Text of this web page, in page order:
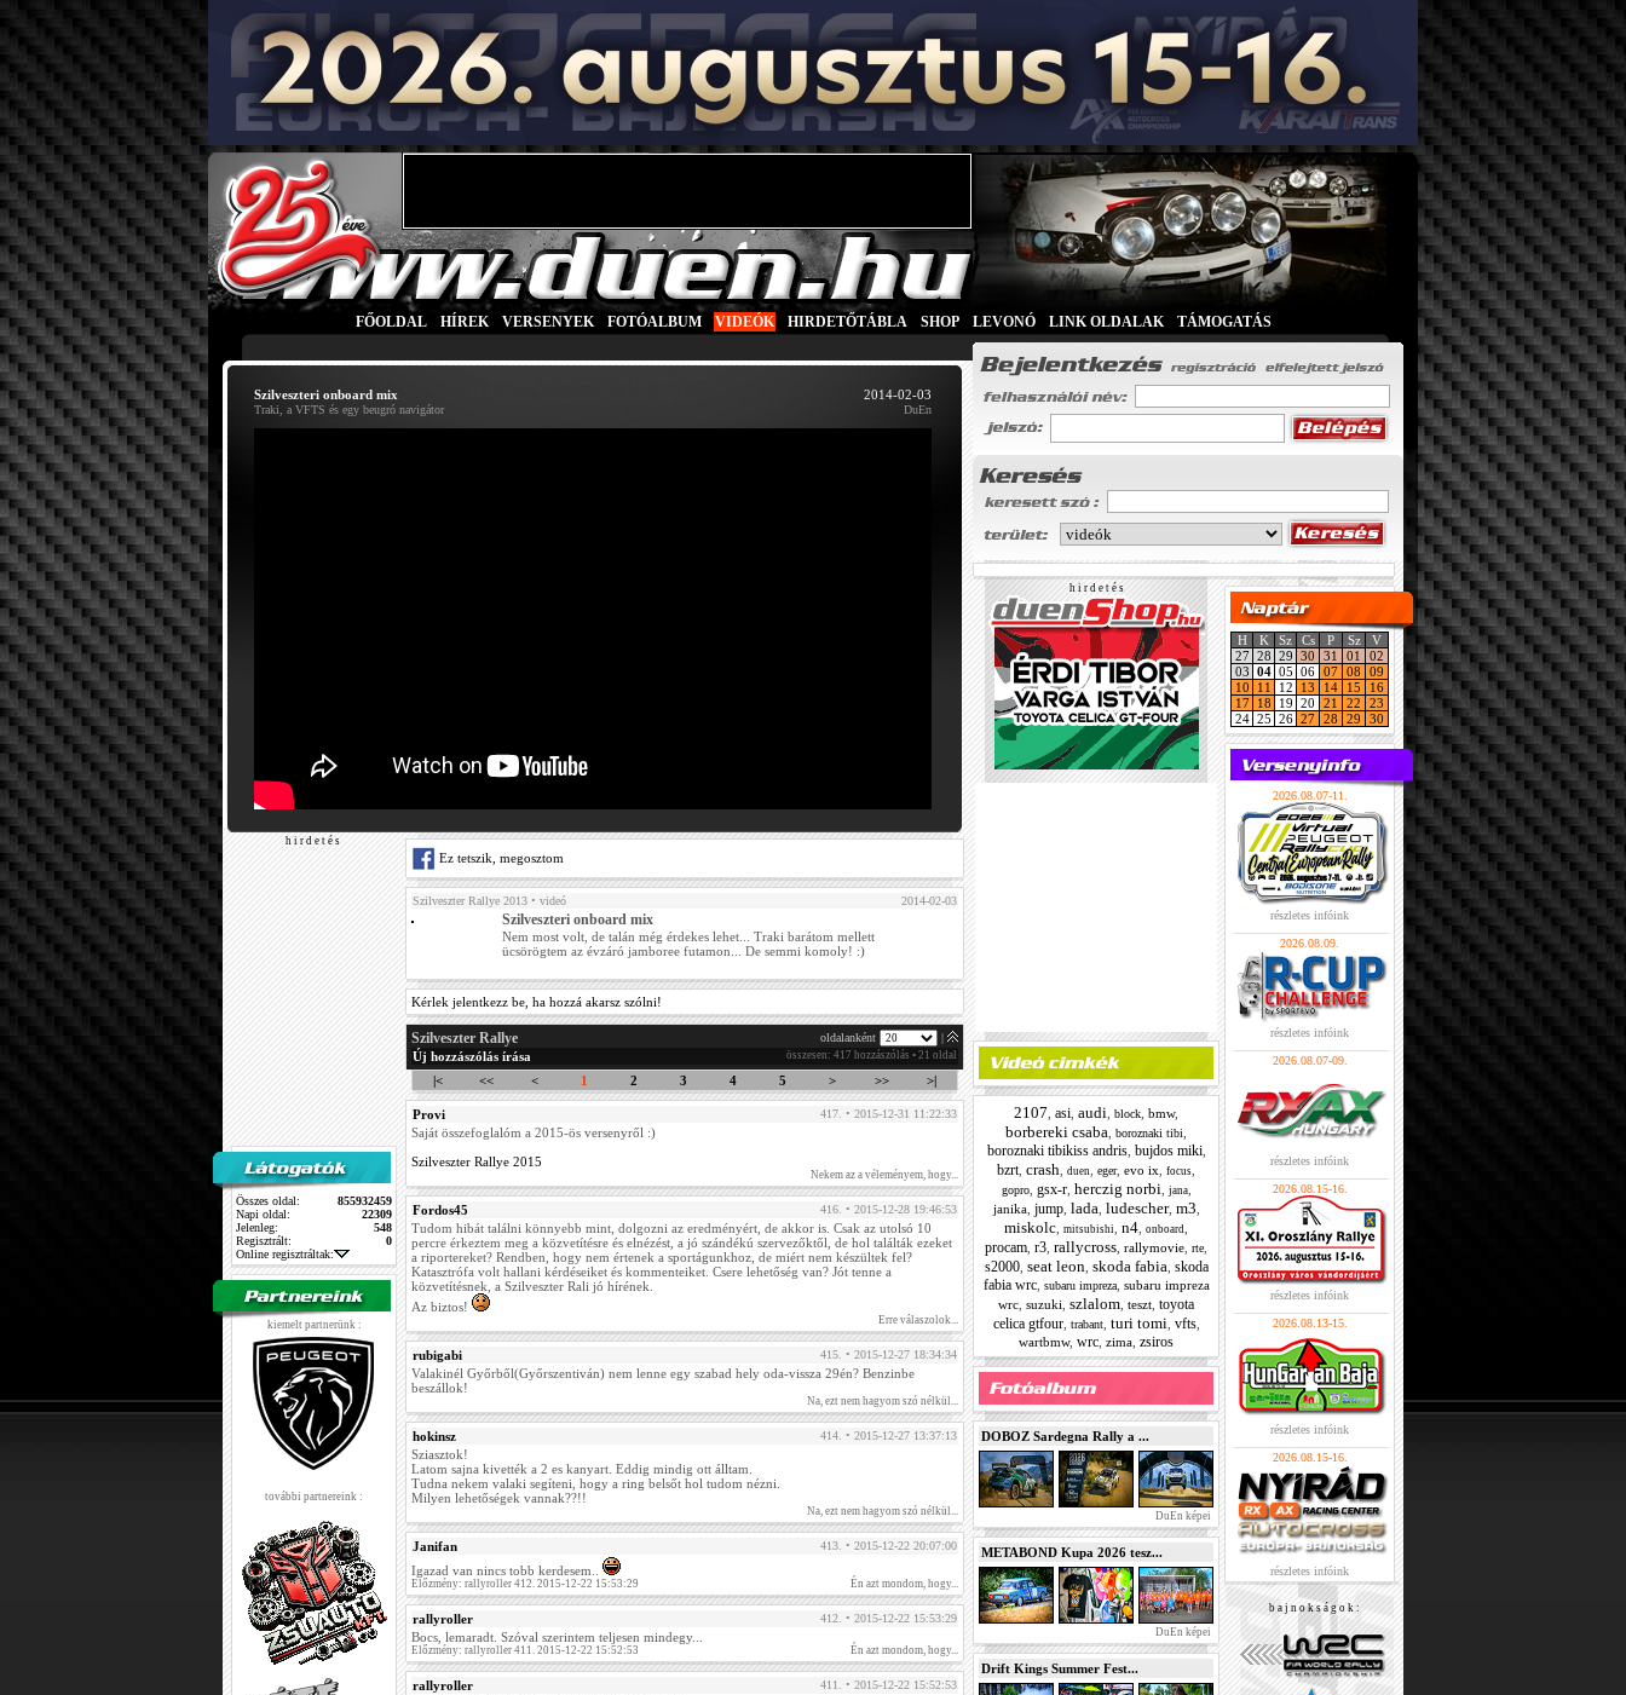
FŐOLDAL HÍREK VERSENYEK FOTÓALBUM VIDEÓK HIRDETŐTÁBLA SHOP LEVONÓ LINK OLDALAK TÁMOGATÁS
Szilveszteri onboard mix
Traki, a VFTS és egy beugró navigátor
2014-02-03
DuEn
h i r d e t é s
Összes oldal:
855932459
Napi oldal:
22309
Jelenleg:
548
Regisztrált:
0
Online regisztráltak:
kiemelt partnerünk :
további partnereink :
Ez tetszik, megosztom
Szilveszter Rallye 2013 • videó 2014-02-03
Szilveszteri onboard mix
Nem most volt, de talán még érdekes lehet... Traki barátom mellett
ücsörögtem az évzáró jamboree futamon... De semmi komoly! :)
Kérlek jelentkezz be, ha hozzá akarsz szólni!
Szilveszter Rallye oldalanként
Új hozzászólás írása összesen: 417 hozzászólás • 21 oldal
|< << < 1 2 3 4 5 > >> >|
Provi 417. • 2015-12-31 11:22:33
Saját összefoglalóm a 2015-ös versenyről :)
Szilveszter Rallye 2015
Nekem az a véleményem, hogy...
Fordos45 416. • 2015-12-28 19:46:53
Tudom hibát találni könnyebb mint, dolgozni az eredményért, de akkor is. Csak az utolsó 10
percre érkeztem meg a közvetítésre és elnézést, a jó szándékú szervezőktől, de hol találták ezeket
a riportereket? Rendben, hogy nem értenek a sportágunkhoz, de miért nem készültek fel?
Katasztrófa volt hallani kérdéseiket és kommenteiket. Csere lehetőség van? Jót tenne a
közvetítésnek, a Szilveszter Rali jó hírének.
Az biztos!
Erre válaszolok...
rubigabi 415. • 2015-12-27 18:34:34
Valakinél Győrből(Győrszentiván) nem lenne egy szabad hely oda-vissza 29én? Benzinbe
beszállok!
Na, ezt nem hagyom szó nélkül...
hokinsz 414. • 2015-12-27 13:37:13
Sziasztok!
Latom sajna kivették a 2 es kanyart. Eddig mindig ott álltam.
Tudna nekem valaki segíteni, hogy a ring belsőt hol tudom nézni.
Milyen lehetőségek vannak??!!
Na, ezt nem hagyom szó nélkül...
Janifan 413. • 2015-12-22 20:07:00
Igazad van nincs tobb kerdesem..
Előzmény: rallyroller 412. 2015-12-22 15:53:29 Én azt mondom, hogy...
rallyroller 412. • 2015-12-22 15:53:29
Bocs, lemaradt. Szóval szerintem teljesen mindegy...
Előzmény: rallyroller 411. 2015-12-22 15:52:53 Én azt mondom, hogy...
rallyroller 411. • 2015-12-22 15:52:53
h i r d e t é s
2107 asi audi block bmw,
borbereki csaba boroznaki tibi
boroznaki tibikiss andris, bujdos miki,
bzrt crash duen eger, evo ix focus
gopro, gsx-r, herczig norbi jana,
janika, jump, lada ludescher, m3
miskolc mitsubishi n4 onboard
procam r3 rallycross rallymovie rte
s2000, seat leon skoda fabia skoda
fabia wrc, subaru impreza, subaru impreza
wrc suzuki szlalom teszt toyota
celica gtfour, trabant, turi tomi vfts,
wartbmw, wrc zima zsiros
DOBOZ Sardegna Rally a ...
DuEn képei
METABOND Kupa 2026 tesz...
DuEn képei
Drift Kings Summer Fest...
H K Sz Cs P Sz
V
27 28 29 30 31 01
02
03 04 05 06 07 08
09
10
11 12 13 14 15
16
17
18 19 20 21 22
23
24 25 26 27 28 29 30
2026.08.07-11.
részletes infóink
2026.08.09.
részletes infóink
2026.08.07-09.
részletes infóink
2026.08.15-16.
részletes infóink
2026.08.13-15.
részletes infóink
2026.08.15-16.
részletes infóink
b a j n o k s á g o k :